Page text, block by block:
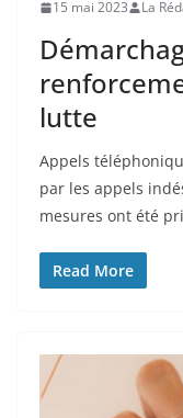
15 mai 2023 La
lutte
Appels
par les appels
mesures ont été
Read More